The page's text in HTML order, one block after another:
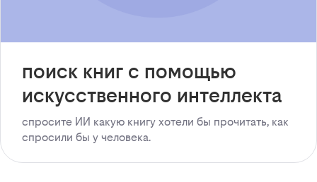
поиск книг с помощью
искусственного интеллекта
спросите ИИ какую книгу хотели бы прочитать, как
спросили бы у человека.